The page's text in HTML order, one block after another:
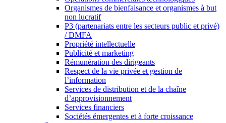
Organismes de bienfaisance et organismes à but
non lucratif
P3 (partenariats entre les secteurs public et privé)
/ DMFA
Propriété intellectuelle
Publicité et marketing
Rémunération des dirigeants
Respect de la vie privée et gestion de
l’information
Services de distribution et de la chaîne
d’approvisionnement
Services financiers
Sociétés émergentes et à forte croissance